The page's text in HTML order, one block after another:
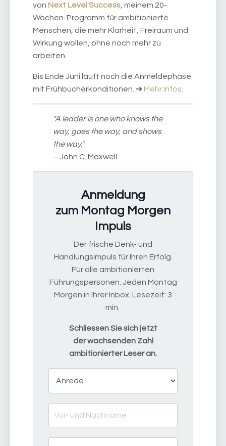
von Next Level Success , meinem 20-
Wochen-Programm für ambitionierte
Menschen, die mehr Klarheit, Freiraum und
Wirkung wollen, ohne noch mehr zu
arbeiten.
Bis Ende Juni läuft noch die Anmeldephase
mit Frühbucherkonditionen. ➔Mehr Infos.
"A leader is one who knows the
way, goes the way, and shows
the way."
– John C. Maxwell
Anmeldung
zum Montag Morgen
Impuls
Der frische Denk- und
Handlungsimpuls für Ihren Erfolg.
Für alle ambitionierten
Führungspersonen. Jeden Montag
Morgen in Ihrer Inbox. Lesezeit: 3
min.
Schliessen Sie sich jetzt
der wachsenden Zahl
ambitionierter Leser an.